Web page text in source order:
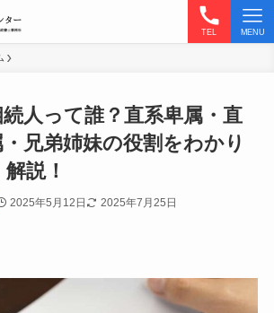
TEL MENU
人って誰？直系卑属・直
兄弟姉妹の役割をわかり
説！
2025年5月12日 2025年7月25日